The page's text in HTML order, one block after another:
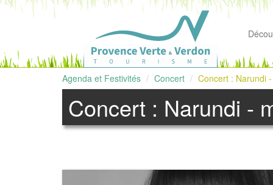
Agenda et Festivités Concert Concert : Narundi
Concert : Narundi -